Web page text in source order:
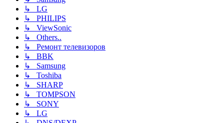
↳ LG
↳ PHILIPS
↳ ViewSonic
↳ Others..
↳ Ремонт телевизоров
↳ BBK
↳ Samsung
↳ Toshiba
↳ SHARP
↳ TOMPSON
↳ SONY
↳ LG